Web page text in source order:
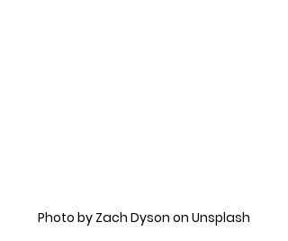
Photo by Zach Dyson on Unsplash